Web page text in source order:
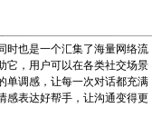
时也是一个汇集了海量网络流
它，用户可以在各类社交场景
单调感，让每一次对话都充满
感表达好帮手，让沟通变得更